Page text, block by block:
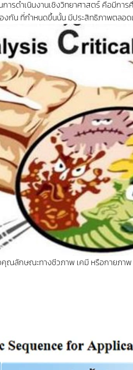
ารดำเนินงานเชิงวิทยาศาสตร์ คือมีก
องกัน ที่กำหนดขึ้นนั้น มีประสิทธิภาพตลอด
ลักษณะทางชีวภาพ เคมี หรือกายภาพ